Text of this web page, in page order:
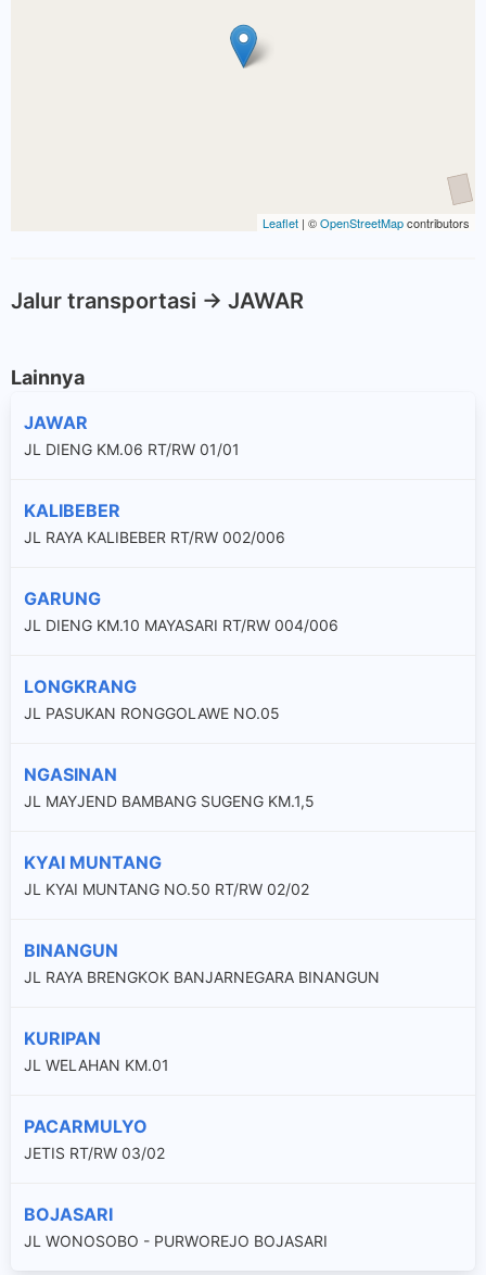
Leaflet | ©OpenStreetMapcontributors
Jalur transportasi -> JAWAR
Lainnya
JAWAR
JL DIENG KM.06 RT/RW 01/01
KALIBEBER
JL RAYA KALIBEBER RT/RW 002/006
GARUNG
JL DIENG KM.10 MAYASARI RT/RW 004/006
LONGKRANG
JL PASUKAN RONGGOLAWE NO.05
NGASINAN
JL MAYJEND BAMBANG SUGENG KM.1,5
KYAI MUNTANG
JL KYAI MUNTANG NO.50 RT/RW 02/02
BINANGUN
JL RAYA BRENGKOK BANJARNEGARA BINANGUN
KURIPAN
JL WELAHAN KM.01
PACARMULYO
JETIS RT/RW 03/02
BOJASARI
JL WONOSOBO - PURWOREJO BOJASARI